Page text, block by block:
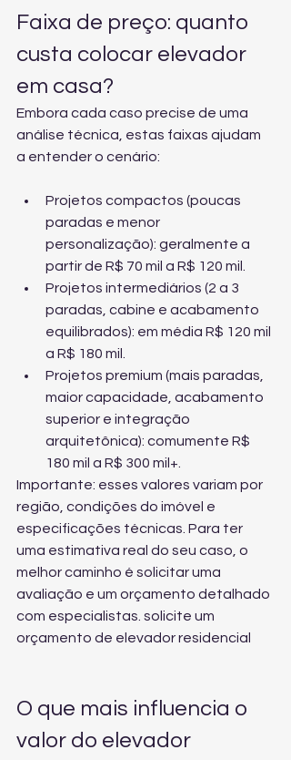
Faixa de preço: quanto
custa colocar elevador
em casa?
Embora cada caso precise de uma
análise técnica, estas faixas ajudam
a entender o cenário:
Projetos compactos (poucas
paradas e menor
personalização): geralmente a
partir de R$ 70 mil a R$ 120 mil.
Projetos intermediários (2 a 3
paradas, cabine e acabamento
equilibrados): em média R$ 120 mil
a R$ 180 mil.
Projetos premium (mais paradas,
maior capacidade, acabamento
superior e integração
arquitetônica): comumente R$
180 mil a R$ 300 mil+.
Importante: esses valores variam por
região, condições do imóvel e
especificações técnicas. Para ter
uma estimativa real do seu caso, o
melhor caminho é solicitar uma
avaliação e um orçamento detalhado
com especialistas. solicite um
orçamento de elevador residencial
O que mais influencia o
valor do elevador